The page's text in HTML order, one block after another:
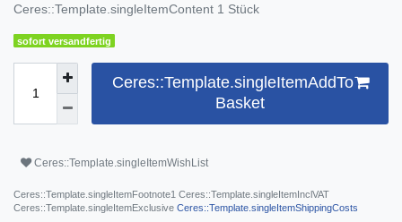
Ceres::Template.singleItemContent 1 Stück
sofort versandfertig
Ceres::Template.singleItemAddTo
Basket
Ceres::Template.singleItemWishList
Ceres::Template.singleItemFootnote1 Ceres::Template.singleItemInclVAT
Ceres::Template.singleItemExclusive Ceres::Template.singleItemShippingCosts